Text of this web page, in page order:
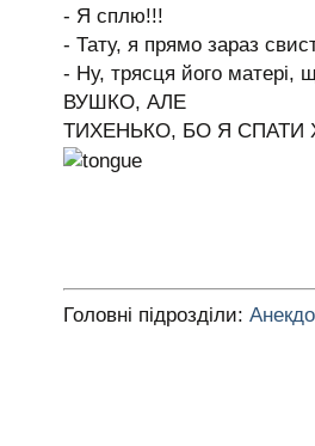
- Я сплю!!!
- Тату, я прямо зараз
- Ну, трясця його
ВУШКО, АЛЕ
ТИХЕНЬКО, БО Я СПАТИ
Головні підрозділи: